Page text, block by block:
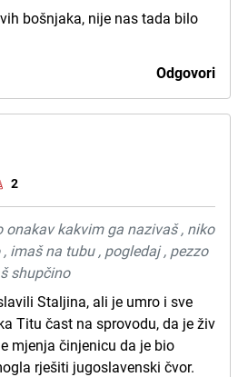
bošnjaka, nije nas tada bilo
Odgovori
2
onakav kakvim ga nazivaš , niko
imaš na tubu , pogledaj , pezzo
shupčino
Staljina, ali je umro i sve
Titu čast na sprovodu, da je živ
mjenja činjenicu da je bio
rješiti jugoslavenski čvor.